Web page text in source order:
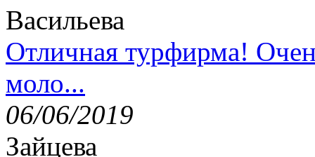
Васильева
Отличная турфирма!
моло...
06/06/2019
Зайцева